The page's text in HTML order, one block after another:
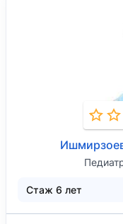
Стаж 6 лет